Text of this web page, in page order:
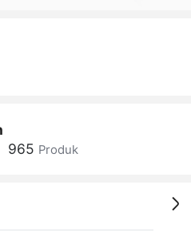
965 Produk